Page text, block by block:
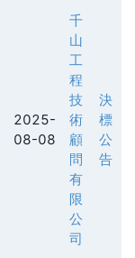
2025-
08-08
千
山
工
程
技
術
顧
問
有
限
公
司
決
標
公
告